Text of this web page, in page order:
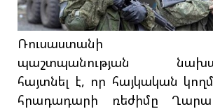
Ռուսաստանի
պաշտպանության
հայտնել է, որ հայկական
հրադադարի ռեժիմը